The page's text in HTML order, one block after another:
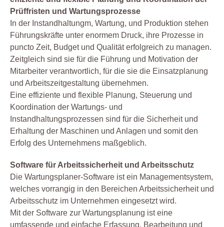
Prüffristen und Wartungsprozesse
In der Instandhaltungm, Wartung, und Produktion stehen
Führungskräfte unter enormem Druck, ihre Prozesse in
puncto Zeit, Budget und Qualität erfolgreich zu managen.
Zeitgleich sind sie für die Führung und Motivation der
Mitarbeiter verantwortlich, für die sie die Einsatzplanung
und Arbeitszeitgestaltung übernehmen.
Eine effiziente und flexible Planung, Steuerung und
Koordination der Wartungs- und
Instandhaltungsprozessen sind für die Sicherheit und
Erhaltung der Maschinen und Anlagen und somit den
Erfolg des Unternehmens maßgeblich.
Software für Arbeitssicherheit und Arbeitsschutz
Die Wartungsplaner-Software ist ein Managementsystem,
welches vorrangig in den Bereichen Arbeitssicherheit und
Arbeitsschutz im Unternehmen eingesetzt wird.
Mit der Software zur Wartungsplanung ist eine
umfassende und einfache Erfassung, Bearbeitung und